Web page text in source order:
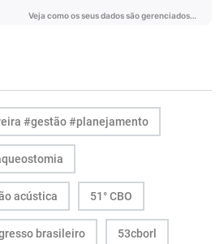
#gestão #planejamento
acústica 51° CBO
brasileiro 53cborl